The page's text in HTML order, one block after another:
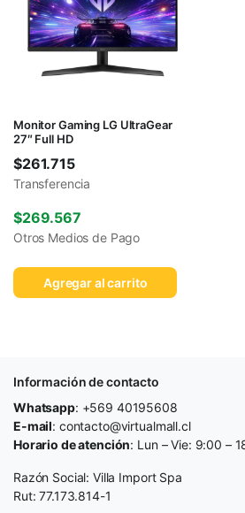
Monitor Gaming LG UltraGear
27″ Full HD
$261.715
Transferencia
$269.567
Otros Medios de Pago
Agregar al carrito
Información de contacto
Whatsapp: +569 40195608
E-mail: contacto@virtualmall.cl
Horario de atención: Lun – Vie: 9:00 –
Razón Social: Villa Import Spa
Rut: 77.173.814-1